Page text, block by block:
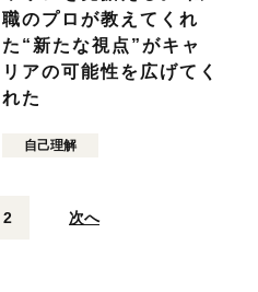
職のプロが教えてくれ
た“新たな視点”がキャ
リアの可能性を広げてく
れた
自己理解
2 次へ